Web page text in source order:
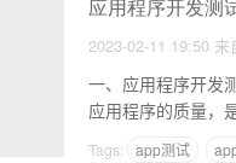
应用程序开发测
2023-02-11 19:50 来
一、应用程序开发测试的重要性 应用程序开发测试是应用程序开发
应用程序的质量，
Tags: app测试